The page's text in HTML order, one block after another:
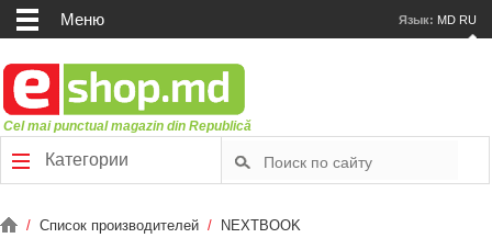
Меню Язык: MD RU
Cel mai punctual magazin din Republică
Категории
/ Список производителей / NEXTBOOK